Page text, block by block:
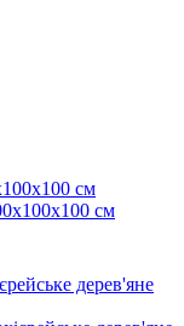
см
дерев'яне